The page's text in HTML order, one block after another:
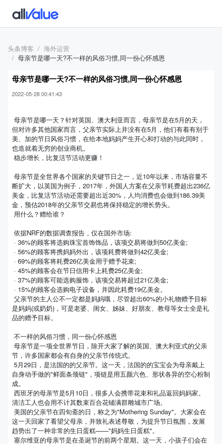
头条博客
海外运营
母亲节是哪一天?不一样的风俗习惯,同一份心怀感恩
母亲节是哪一天?不一样的风俗习惯,同一份心怀感恩
2022-05-28 00:41:43
母亲节是哪一天？针对英国、澳大利亚而言，母亲节是在5月的天，
但对许多其他国家而言，父亲节实际上并没有在5月，他们有着有别于
美、加的节日风俗习惯，在给本地妈妈产生开心和打动的与此同时，
也造就着无穷的创业商机。
稳步增长，比复活节活动更赚！
母亲节是全世界各个国家的关键节日之一，近10年以来，市场容量不
断扩大，以英国为例子，2017年，外国人方案在父亲节耗费超出236亿
美金，比复活节活动还需要超出近30%，人均消费也会做到186.39美
金，预估2018年的父亲节交易也将保持稳定的增长势头。
用什么？赠给谁？
依据NRF的数据调查报告，仅在国外市场:
· 36%的顾客将选购珠宝首饰饰品，该项交易将做到50亿美金;
· 56%的顾客将携妈妈外出，该项耗费将做到42亿美金;
· 69%的顾客将耗费26亿美金用于赠予花束;
· 45%的顾客会在节日信用卡上耗费25亿美金;
· 37%的顾客可能选购服饰，该项交易将超过21亿美金;
· 15%的顾客会选购电子设备，并因此耗费19亿美金。
父亲节的主人公不一定都是妈妈哦，尽管超出60%的小礼物赠予目标
是妈妈(或奶奶)，可是老婆、闺女、姊妹、好朋友、教母等女士全是礼
品的赠予目标。
不一样的风俗习惯，同一份心怀感恩
母亲节是一项全世界节日，除开大家了解的英国、澳大利亚式的父亲
节，许多国家都会有自身的父亲节传统式。
5月29日，是法国的的父亲节。这一天，法国的的宝宝会为母亲戴上
自身动手做的"鲜面条颈链"，项链是用五颜六色、形状各异的空心粉制
成。
西班牙的母亲节是5月10日，很多人会携带花束和礼品返回妈妈家。
清洁工人也会用不计其数束百合花铺满群雕城市广场。
美国的父亲节在四旬斋的日，称之为"Mothering Sunday"。大家会在
这一天回家了看望父母亲，并致礼表述尊敬，为提升节日氛围，发展
趋势出了一种非常的生日蛋糕——"妈妈生日蛋糕"。
塞尔维亚的母亲节是在圣诞节的前两个星期。这一天，小孩子们会在